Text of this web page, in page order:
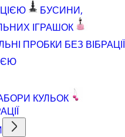
БУСИНИ,
ІГРАШОК
ПРОБКИ БЕЗ ВІБРАЦІЇ
КУЛЬОК